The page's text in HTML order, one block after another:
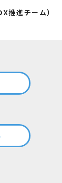
推進チーム）